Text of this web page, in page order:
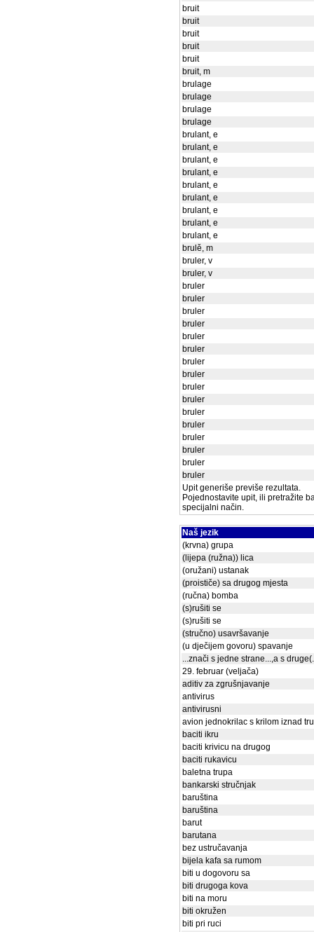
bruit
bruit
bruit
bruit
bruit
bruit, m
brulage
brulage
brulage
brulage
brulant, e
brulant, e
brulant, e
brulant, e
brulant, e
brulant, e
brulant, e
brulant, e
brulant, e
brulě, m
bruler, v
bruler, v
bruler
bruler
bruler
bruler
bruler
bruler
bruler
bruler
bruler
bruler
bruler
bruler
bruler
bruler
bruler
bruler
Upit generiše previše rezultata.
Pojednostavite upit, ili pretražite
specijalni način.
Naš jezik
(krvna) grupa
(lijepa (ružna)) lica
(oružani) ustanak
(proističe) sa drugog mjesta
(ručna) bomba
(s)rušiti se
(s)rušiti se
(stručno) usavršavanje
(u dječijem govoru) spavanje
...znači s jedne strane...,a s
29. februar (veljača)
aditiv za zgrušnjavanje
antivirus
antivirusni
avion jednokrilac s krilom iznad
baciti ikru
baciti krivicu na drugog
baciti rukavicu
baletna trupa
bankarski stručnjak
baruština
baruština
barut
barutana
bez ustručavanja
bijela kafa sa rumom
biti u dogovoru sa
biti drugoga kova
biti na moru
biti okružen
biti pri ruci